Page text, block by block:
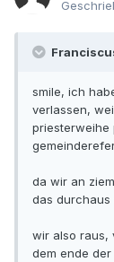
smile, ich
verlassen,
priesterweihe
da wir an
das durchaus
wir also raus,
dem ende